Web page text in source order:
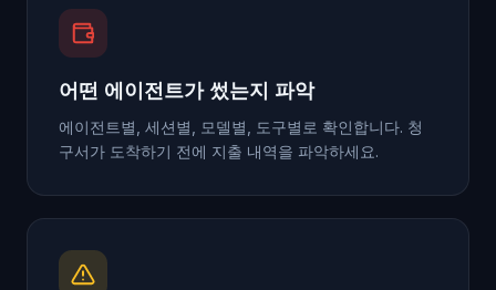
어떤 에이전트가 썼는지 파악
에이전트별, 세션별, 모델별, 도구별로 확인합니다. 청
구서가 도착하기 전에 지출 내역을 파악하세요.